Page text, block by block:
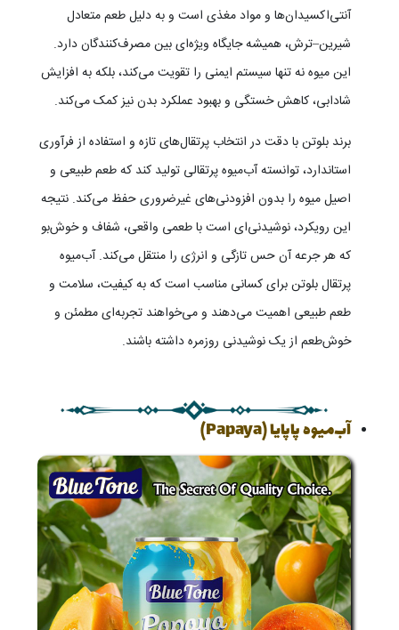
آنتی‌اکسیدان‌ها و مواد مغذی است و به دلیل طعم متعادل
شیرین–ترش، همیشه جایگاه ویژه‌ای بین مصرف‌کنندگان دارد.
این میوه نه تنها سیستم ایمنی را تقویت می‌کند، بلکه به افزایش
شادابی، کاهش خستگی و بهبود عملکرد بدن نیز کمک می‌کند.
برند بلوتن با دقت در انتخاب پرتقال‌های تازه و استفاده از فرآوری
استاندارد، توانسته آب‌میوه پرتقالی تولید کند که طعم طبیعی و
اصیل میوه را بدون افزودنی‌های غیرضروری حفظ می‌کند. نتیجه
این رویکرد، نوشیدنی‌ای است با طعمی واقعی، شفاف و خوش‌بو
که هر جرعه آن حس تازگی و انرژی را منتقل می‌کند. آب‌میوه
پرتقال بلوتن برای کسانی مناسب است که به کیفیت، سلامت و
طعم طبیعی اهمیت می‌دهند و می‌خواهند تجربه‌ای مطمئن و
خوش‌طعم از یک نوشیدنی روزمره داشته باشند.
آب‌میوه پاپایا (Papaya)